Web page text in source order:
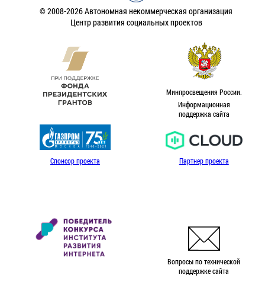
© 2008-2026 Автономная некоммерческая организация
Центр развития социальных проектов
Минпросвещения России.
Информационная
поддержка сайта
Спонсор проекта Партнер проекта
Вопросы по технической
поддержке сайта